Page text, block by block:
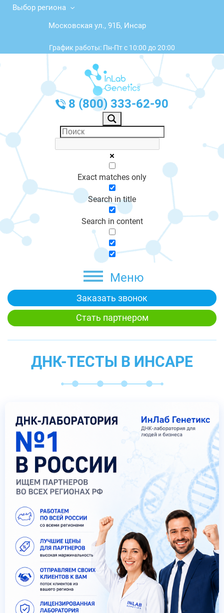
Выбор региона
Московская ул., 91Б, Инсар
График работы: Пн-Пт с 10:00 до 20:00
8 (800) 333-62-90
Exact matches only
Search in title
Search in content
Меню
Заказать звонок
Стать партнером
ДНК-ТЕСТЫ В ИНСАРЕ